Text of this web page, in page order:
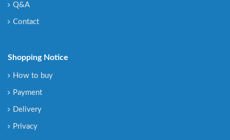
Q&A
Contact
Shopping Notice
How to buy
Payment
Delivery
Privacy